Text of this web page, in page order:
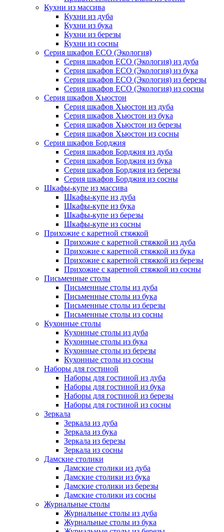
Кухни из массива
Кухни из дуба
Кухни из бука
Кухни из березы
Кухни из сосны
Серия шкафов ECO (Экология)
Серия шкафов ECO (Экология) из дуба
Серия шкафов ECO (Экология) из бука
Серия шкафов ECO (Экология) из березы
Серия шкафов ECO (Экология) из сосны
Серия шкафов Хьюстон
Серия шкафов Хьюстон из дуба
Серия шкафов Хьюстон из бука
Серия шкафов Хьюстон из березы
Серия шкафов Хьюстон из сосны
Серия шкафов Борджия
Серия шкафов Борджия из дуба
Серия шкафов Борджия из бука
Серия шкафов Борджия из березы
Серия шкафов Борджия из сосны
Шкафы-купе из массива
Шкафы-купе из дуба
Шкафы-купе из бука
Шкафы-купе из березы
Шкафы-купе из сосны
Прихожие с каретной стяжкой
Прихожие с каретной стяжкой из дуба
Прихожие с каретной стяжкой из бука
Прихожие с каретной стяжкой из березы
Прихожие с каретной стяжкой из сосны
Письменные столы
Письменные столы из дуба
Письменные столы из бука
Письменные столы из березы
Письменные столы из сосны
Кухонные столы
Кухонные столы из дуба
Кухонные столы из бука
Кухонные столы из березы
Кухонные столы из сосны
Наборы для гостиной
Наборы для гостиной из дуба
Наборы для гостиной из бука
Наборы для гостиной из березы
Наборы для гостиной из сосны
Зеркала
Зеркала из дуба
Зеркала из бука
Зеркала из березы
Зеркала из сосны
Дамские столики
Дамские столики из дуба
Дамские столики из бука
Дамские столики из березы
Дамские столики из сосны
Журнальные столы
Журнальные столы из дуба
Журнальные столы из бука